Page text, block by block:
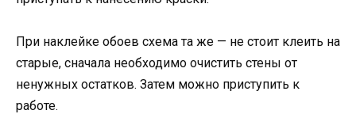
При наклейке обоев схема та же — не стоит клеить на
старые, сначала необходимо очистить стены от
ненужных остатков. Затем можно приступить к
работе.